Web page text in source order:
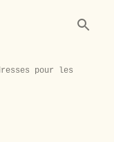
pour les